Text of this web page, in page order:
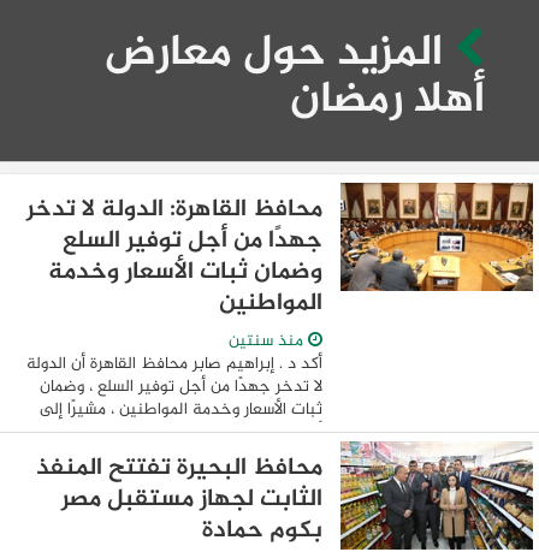
المزيد حول معارض
أهلا رمضان
محافظ القاهرة: الدولة لا تدخر
جهدًا من أجل توفير السلع
وضمان ثبات الأسعار وخدمة
المواطنين
منذ سنتين
أكد د . إبراهيم صابر محافظ القاهرة أن الدولة
لا تدخر جهدًا من أجل توفير السلع ، وضمان
ثبات الأسعار وخدمة المواطنين ، مشيرًا إلى
أن المحافظة تعمل بالتنسيق مع كل من وزارة
التموين والغرفة التجارية ...
محافظ البحيرة تفتتح المنفذ
الثابت لجهاز مستقبل مصر
بكوم حمادة